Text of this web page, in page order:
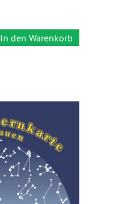
In den Warenkorb